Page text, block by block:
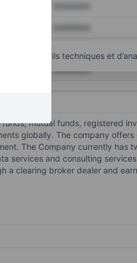
XXXXXXX
d’autres outils techniques et
mutual funds, registered
globally. The company offers
The Company currently has
services and consulting
a clearing broker dealer and